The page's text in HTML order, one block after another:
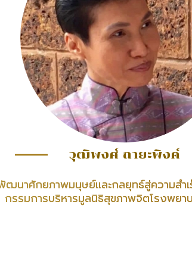
วุฒิพงศ์ ถายะพิงค์
ฒนาศักยภาพมนุษย์และกลยุทธ์สู่ความส
กรรมการบริหารมูลนิธิสุขภาพจิตโรงพยา